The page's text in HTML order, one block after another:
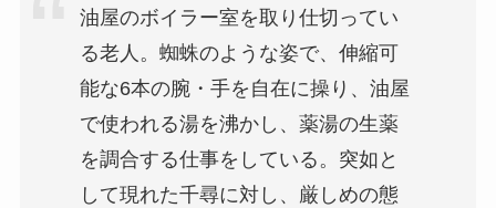
油屋のボイラー室を取り仕切ってい
る老人。蜘蛛のような姿で、伸縮可
能な6本の腕・手を自在に操り、油屋
で使われる湯を沸かし、薬湯の生薬
を調合する仕事をしている。突如と
して現れた千尋に対し、厳しめの態